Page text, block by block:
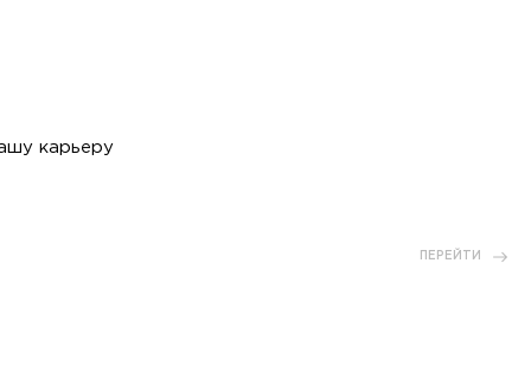
карьеру
ПЕРЕЙТИ